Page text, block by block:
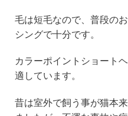
毛は短毛なので、普段の
シングで十分です。
カラーポイントショート
適しています。
昔は室外で飼う事が猫本